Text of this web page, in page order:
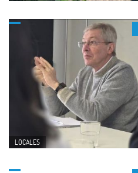
LOCALES